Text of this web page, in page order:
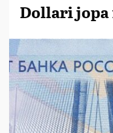
Dollari jopa